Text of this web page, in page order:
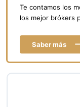
Te contamos los
los mejor brókers
Saber más